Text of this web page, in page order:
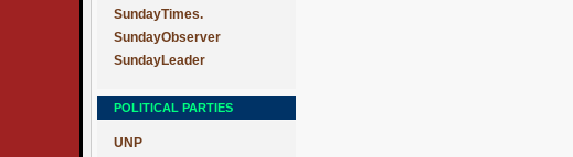
SundayTimes.
SundayObserver
SundayLeader
POLITICAL PARTIES
UNP